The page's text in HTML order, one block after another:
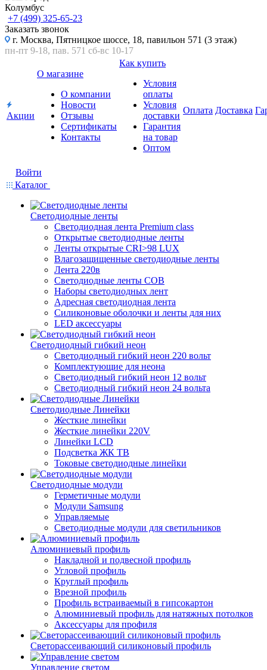
Колумбус
+7 (499) 325-65-23
Заказать звонок
г. Москва, Пятницкое шоссе, 18, павильон 571 (3 этаж)
пн-пт 9-18, пав. 571 сб-вс 10-17
Акции
О магазине
О компании
Новости
Отзывы
Сертификаты
Контакты
Как купить
Условия
оплаты
Условия
доставки
Гарантия
на товар
Оптом
Оплата Доставка
Войти
Каталог
Светодиодные ленты
Светодиодная лента Premium class
Открытые светодиодные ленты
Ленты открытые CRI>98 LUX
Влагозащищенные светодиодные ленты
Лента 220в
Светодиодные ленты COB
Наборы светодиодных лент
Адресная светодиодная лента
Силиконовые оболочки и ленты для них
LED аксессуары
Светодиодный гибкий неон
Светодиодный гибкий неон 220 вольт
Комплектующие для неона
Светодиодный гибкий неон 12 вольт
Светодиодный гибкий неон 24 вольта
Светодиодные Линейки
Жесткие линейки
Жесткие линейки 220V
Линейки LCD
Подсветка ЖК ТВ
Токовые светодиодные линейки
Светодиодные модули
Герметичные модули
Модули Samsung
Управляемые
Светодиодные модули для светильников
Алюминиевый профиль
Накладной и подвесной профиль
Угловой профиль
Круглый профиль
Врезной профиль
Профиль встраиваемый в гипсокартон
Алюминиевый профиль для натяжных потолков
Аксессуары для профиля
Светорассеивающий силиконовый профиль
Управление светом